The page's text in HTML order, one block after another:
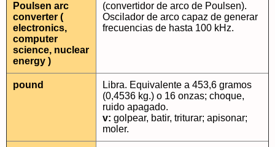
Poulsen arc
converter (
electronics,
computer
science, nuclear
energy )
(convertidor de arco de Poulsen).
Oscilador de arco capaz de generar
frecuencias de hasta 100 kHz.
pound
Libra. Equivalente a 453,6 gramos
(0,4536 kg.) o 16 onzas; choque,
ruido apagado.
v: golpear, batir, triturar; apisonar;
moler.